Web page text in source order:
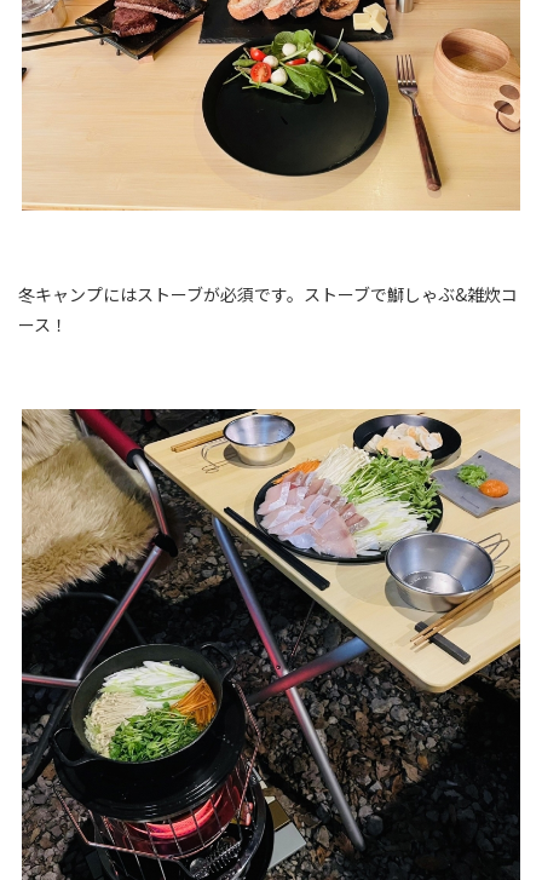
冬キャンプにはストーブが必須です。ストーブで鰤しゃぶ&雑炊コ
ース！